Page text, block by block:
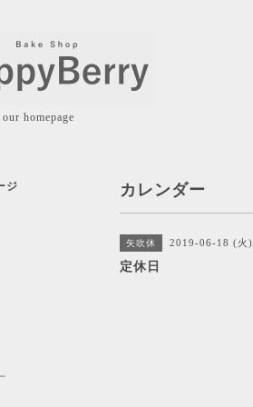
homepage
カレンダー
矢吹休 2019-06-18 (火)
定休日
ジ